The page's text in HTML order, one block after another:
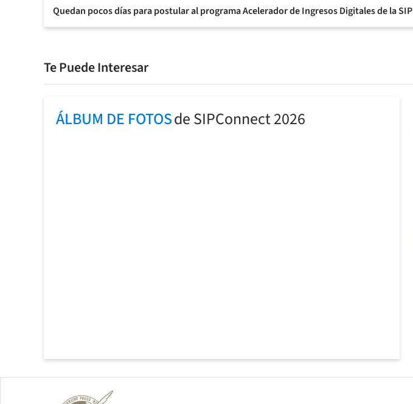
Quedan pocos días para postular al programa Acelerador de Ingresos Digitales de la SIP
Te Puede Interesar
ÁLBUM DE FOTOSde SIPConnect 2026